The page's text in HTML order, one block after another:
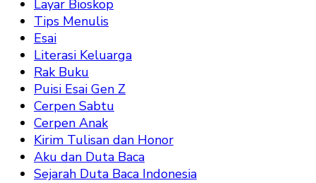
Layar Bioskop
Tips Menulis
Esai
Literasi Keluarga
Rak Buku
Puisi Esai Gen Z
Cerpen Sabtu
Cerpen Anak
Kirim Tulisan dan Honor
Aku dan Duta Baca
Sejarah Duta Baca Indonesia